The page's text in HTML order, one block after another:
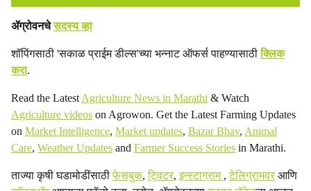
ॲग्रोवनचेसदस्य व्हा
शॉपिंगसाठी 'सकाळ प्राईम डील्स'च्या भन्नाट ऑफर्स पाहण्यासाठीक्लिक
करा.
Read the Latest Agriculture News in Marathi & Watch
Agriculture videos on Agrowon. Get the Latest Farming Updates
on Market Intelligence, Market updates, Bazar Bhav, Animal
Care, Weather Updates and Farmer Success Stories in Marathi.
ताज्या कृषी घडामोडींसाठीफेसबुक,ट्विटर,इन्स्टाग्राम ,टेलिग्रामवरआणि